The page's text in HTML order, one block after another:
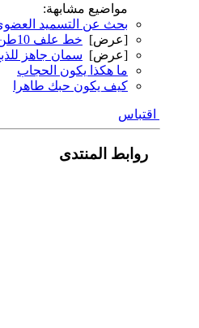
مواضيع مشابهة:
بحث عن التسميد
[عرض] خط علف 10طن جاهز للتسليم
[عرض] سمان جاهز للذبح وزن
ما هكذا يكون الحجاب
كيف يكون حبك طاهرا
اقتباس
روابط المنتدى